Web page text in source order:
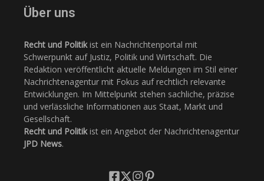
Über uns
Recht und Politikist ein Nachrichtenportal mit
Schwerpunkt auf Justiz, Politik und Wirtschaft. Die
Redaktion veröffentlicht aktuelle Meldungen im Stil einer
Nachrichtenagentur mit Fokus auf rechtlich relevante
Entwicklungen. Im Mittelpunkt stehen sachliche, präzise
und verlässliche Informationen aus Staat, Markt und
Gesellschaft.
Recht und Politikist ein Angebot der Nachrichtenagentur
JPD News.